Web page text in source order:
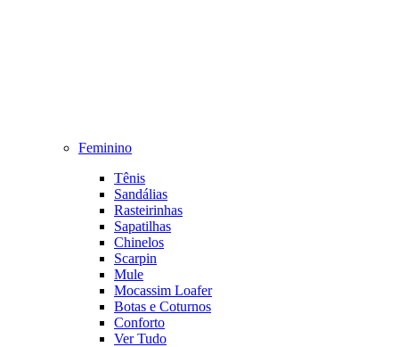
Feminino
Tênis
Sandálias
Rasteirinhas
Sapatilhas
Chinelos
Scarpin
Mule
Mocassim Loafer
Botas e Coturnos
Conforto
Ver Tudo